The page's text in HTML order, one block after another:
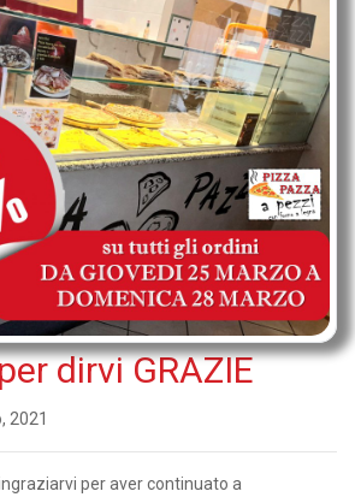
dirvi GRAZIE
2021
per aver continuato a